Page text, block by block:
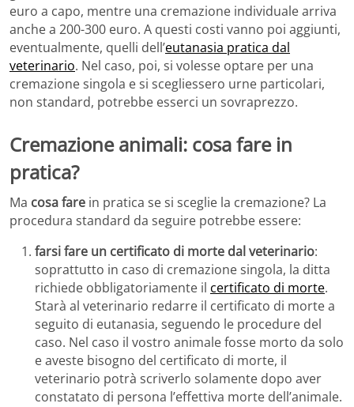
euro a capo, mentre una cremazione individuale arriva
anche a 200-300 euro. A questi costi vanno poi aggiunti,
eventualmente, quelli dell’eutanasia pratica dal
veterinario. Nel caso, poi, si volesse optare per una
cremazione singola e si scegliessero urne particolari,
non standard, potrebbe esserci un sovraprezzo.
Cremazione animali: cosa fare in
pratica?
Ma cosa fare in pratica se si sceglie la cremazione? La
procedura standard da seguire potrebbe essere:
farsi fare un certificato di morte dal veterinario:
soprattutto in caso di cremazione singola, la ditta
richiede obbligatoriamente il certificato di morte.
Starà al veterinario redarre il certificato di morte a
seguito di eutanasia, seguendo le procedure del
caso. Nel caso il vostro animale fosse morto da solo
e aveste bisogno del certificato di morte, il
veterinario potrà scriverlo solamente dopo aver
constatato di persona l’effettiva morte dell’animale.